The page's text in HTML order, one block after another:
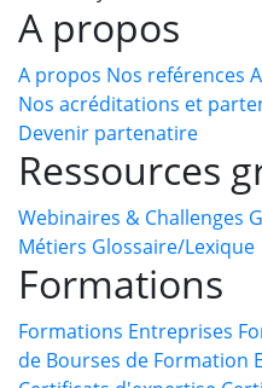
A propos
A propos Nos reférences
Nos acréditations et
Devenir partenatire
Ressources
Webinaires & Challenges
Métiers Glossaire/Lexique
Formations
Formations Entreprises
de Bourses de Formation